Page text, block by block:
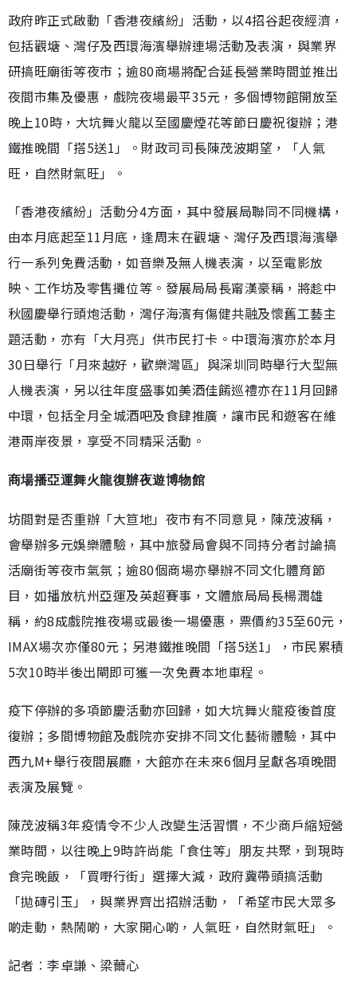
政府昨正式啟動「香港夜繽紛」活動，以4招谷起夜經濟，
包括觀塘、灣仔及西環海濱舉辦連場活動及表演，與業界
研搞旺廟街等夜市；逾80商場將配合延長營業時間並推出
夜間市集及優惠，戲院夜場最平35元，多個博物館開放至
晚上10時，大坑舞火龍以至國慶煙花等節日慶祝復辦；港
鐵推晚間「搭5送1」。財政司司長陳茂波期望，「人氣
旺，自然財氣旺」。
「香港夜繽紛」活動分4方面，其中發展局聯同不同機構，
由本月底起至11月底，逢周末在觀塘、灣仔及西環海濱舉
行一系列免費活動，如音樂及無人機表演，以至電影放
映、工作坊及零售攤位等。發展局局長甯漢豪稱，將趁中
秋國慶舉行頭炮活動，灣仔海濱有傷健共融及懷舊工藝主
題活動，亦有「大月亮」供市民打卡。中環海濱亦於本月
30日舉行「月來越好，歡樂灣區」與深圳同時舉行大型無
人機表演，另以往年度盛事如美酒佳餚巡禮亦在11月回歸
中環，包括全月全城酒吧及食肆推廣，讓市民和遊客在維
港兩岸夜景，享受不同精采活動。
商場播亞運舞火龍復辦夜遊博物館
坊間對是否重辦「大笪地」夜市有不同意見，陳茂波稱，
會舉辦多元娛樂體驗，其中旅發局會與不同持分者討論搞
活廟街等夜市氣氛；逾80個商場亦舉辦不同文化體育節
目，如播放杭州亞運及英超賽事，文體旅局局長楊潤雄
稱，約8成戲院推夜場或最後一場優惠，票價約35至60元，
IMAX場次亦僅80元；另港鐵推晚間「搭5送1」，市民累積
5次10時半後出閘即可獲一次免費本地車程。
疫下停辦的多項節慶活動亦回歸，如大坑舞火龍疫後首度
復辦；多間博物館及戲院亦安排不同文化藝術體驗，其中
西九M+舉行夜間展廳，大館亦在未來6個月呈獻各項晚間
表演及展覽。
陳茂波稱3年疫情令不少人改變生活習慣，不少商戶縮短營
業時間，以往晚上9時許尚能「食住等」朋友共聚，到現時
食完晚飯，「買嘢行街」選擇大減，政府冀帶頭搞活動
「拋磚引玉」，與業界齊出招辦活動，「希望市民大眾多
啲走動，熱鬧啲，大家開心啲，人氣旺，自然財氣旺」。
記者︰李卓謙、梁薾心